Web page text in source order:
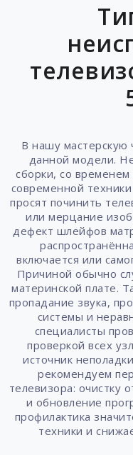
В нашу мастерскую
данной модели.
сборки, со
современной
просят починить
или мерцание
дефект шлейфов
включается или
Причиной обычно
материнской плате.
пропадание звука,
системы и
специалисты
проверкой всех
источник
рекомендуем
телевизора: очистку
и обновление
профилактика
техники и